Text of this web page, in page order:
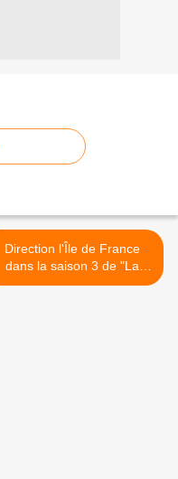
Direction l'Île de France
dans la saison 3 de "La
Meilleure boulangerie de